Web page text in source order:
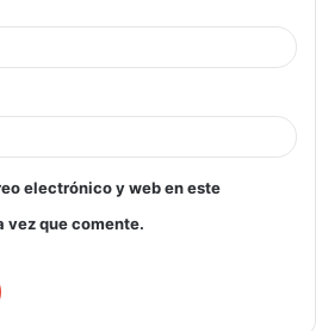
electrónico y web en este
vez que comente.